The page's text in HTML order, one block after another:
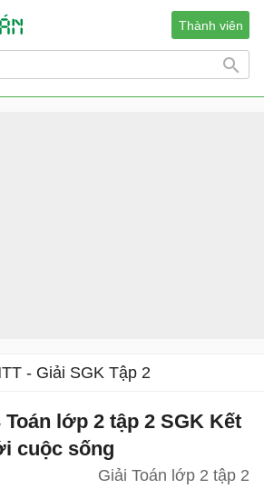
Thành viên
- Giải SGK Tập 2
lớp 2 tập 2 SGK Kết
cuộc sống
Giải Toán lớp 2 tập 2